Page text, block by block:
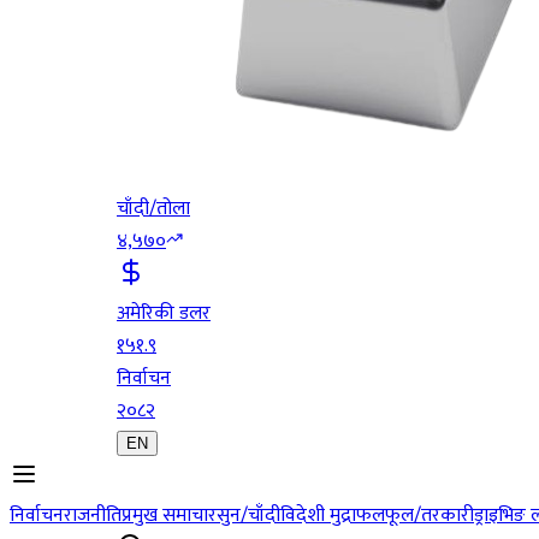
चाँदी/तोला
४,५७०
अमेरिकी डलर
१५१.९
निर्वाचन
२०८२
EN
निर्वाचनराजनीतिप्रमुख समाचारसुन/चाँदीविदेशी मुद्राफलफूल/तरकारी